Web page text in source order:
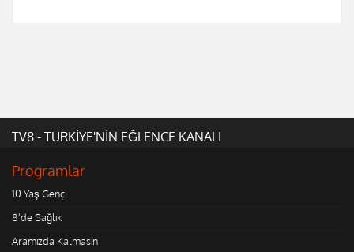
TV8 - TÜRKİYE'NİN EĞLENCE KANALI
Programlar
10 Yaş Genç
8'de Sağlık
Aramızda Kalmasın